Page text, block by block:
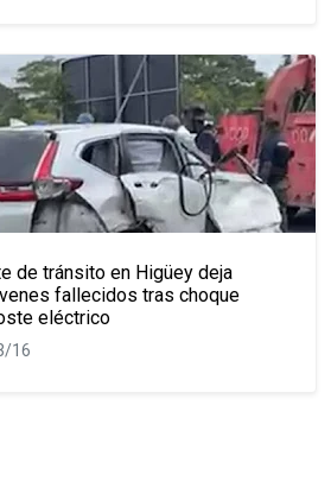
de tránsito en Higüey deja
fallecidos tras choque
eléctrico
16